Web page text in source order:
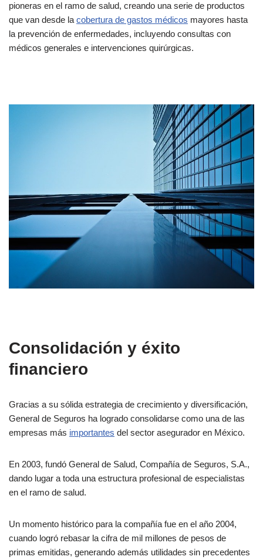
pioneras en el ramo de salud, creando una serie de productos
que van desde la cobertura de gastos médicos mayores hasta
la prevención de enfermedades, incluyendo consultas con
médicos generales e intervenciones quirúrgicas.
Consolidación y éxito
financiero
Gracias a su sólida estrategia de crecimiento y diversificación,
General de Seguros ha logrado consolidarse como una de las
empresas más importantes del sector asegurador en México.
En 2003, fundó General de Salud, Compañía de Seguros, S.A.,
dando lugar a toda una estructura profesional de especialistas
en el ramo de salud.
Un momento histórico para la compañía fue en el año 2004,
cuando logró rebasar la cifra de mil millones de pesos de
primas emitidas, generando además utilidades sin precedentes